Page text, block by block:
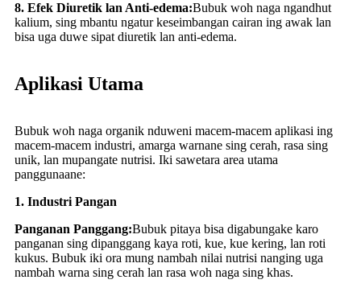
8. Efek Diuretik lan Anti-edema:Bubuk woh naga ngandhut
kalium, sing mbantu ngatur keseimbangan cairan ing awak lan
bisa uga duwe sipat diuretik lan anti-edema.
Aplikasi Utama
Bubuk woh naga organik nduweni macem-macem aplikasi ing
macem-macem industri, amarga warnane sing cerah, rasa sing
unik, lan mupangate nutrisi. Iki sawetara area utama
panggunaane:
1. Industri Pangan
Panganan Panggang:Bubuk pitaya bisa digabungake karo
panganan sing dipanggang kaya roti, kue, kue kering, lan roti
kukus. Bubuk iki ora mung nambah nilai nutrisi nanging uga
nambah warna sing cerah lan rasa woh naga sing khas.